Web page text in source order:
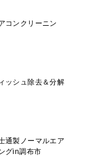
コンクリーニン
ッシュ除去＆分解
通製ノーマルエア
グin調布市